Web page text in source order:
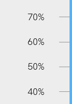
10%
70%
60%
50%
40%